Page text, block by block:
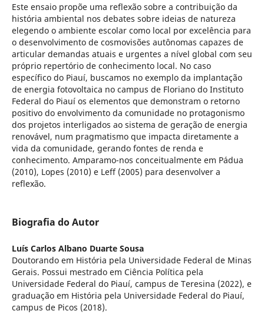
Este ensaio propõe uma reflexão sobre a contribuição da
história ambiental nos debates sobre ideias de natureza
elegendo o ambiente escolar como local por excelência para
o desenvolvimento de cosmovisões autônomas capazes de
articular demandas atuais e urgentes a nível global com seu
próprio repertório de conhecimento local. No caso
específico do Piauí, buscamos no exemplo da implantação
de energia fotovoltaica no campus de Floriano do Instituto
Federal do Piauí os elementos que demonstram o retorno
positivo do envolvimento da comunidade no protagonismo
dos projetos interligados ao sistema de geração de energia
renovável, num pragmatismo que impacta diretamente a
vida da comunidade, gerando fontes de renda e
conhecimento. Amparamo-nos conceitualmente em Pádua
(2010), Lopes (2010) e Leff (2005) para desenvolver a
reflexão.
Biografia do Autor
Luís Carlos Albano Duarte Sousa
Doutorando em História pela Universidade Federal de Minas
Gerais. Possui mestrado em Ciência Política pela
Universidade Federal do Piauí, campus de Teresina (2022), e
graduação em História pela Universidade Federal do Piauí,
campus de Picos (2018).